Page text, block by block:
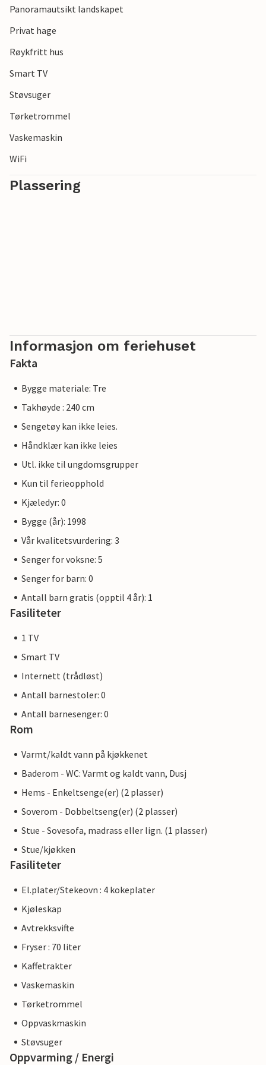
Panoramautsikt landskapet
Privat hage
Røykfritt hus
Smart TV
Støvsuger
Tørketrommel
Vaskemaskin
WiFi
Plassering
Informasjon om feriehuset
Fakta
Bygge materiale: Tre
Takhøyde : 240 cm
Sengetøy kan ikke leies.
Håndklær kan ikke leies
Utl. ikke til ungdomsgrupper
Kun til ferieopphold
Kjæledyr: 0
Bygge (år): 1998
Vår kvalitetsvurdering: 3
Senger for voksne: 5
Senger for barn: 0
Antall barn gratis (opptil 4 år): 1
Fasiliteter
1 TV
Smart TV
Internett (trådløst)
Antall barnestoler: 0
Antall barnesenger: 0
Rom
Varmt/kaldt vann på kjøkkenet
Baderom - WC: Varmt og kaldt vann, Dusj
Hems - Enkeltsenge(er) (2 plasser)
Soverom - Dobbeltseng(er) (2 plasser)
Stue - Sovesofa, madrass eller lign. (1 plasser)
Stue/kjøkken
Fasiliteter
El.plater/Stekeovn : 4 kokeplater
Kjøleskap
Avtrekksvifte
Fryser : 70 liter
Kaffetrakter
Vaskemaskin
Tørketrommel
Oppvaskmaskin
Støvsuger
Oppvarming / Energi